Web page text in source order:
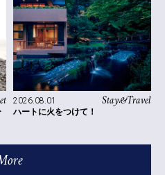
Stay&Travel
2026.08.01
ハートに火をつけて！